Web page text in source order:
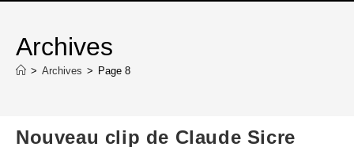
Archives
> Archives > Page 8
Nouveau clip de Claude Sicre